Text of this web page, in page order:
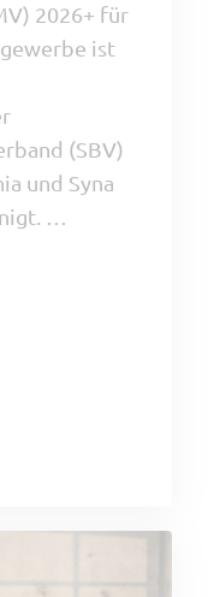
2026+ für
ist
(SBV)
und Syna
…